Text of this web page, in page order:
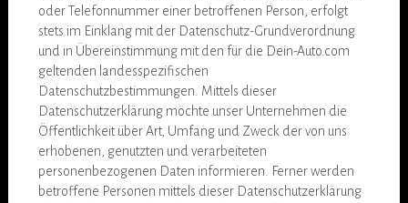
oder Telefonnummer einer betroffenen Person, erfolgt
stets im Einklang mit der Datenschutz-Grundverordnung
und in Übereinstimmung mit den für die Dein-Auto.com
geltenden landesspezifischen
Datenschutzbestimmungen. Mittels dieser
Datenschutzerklärung möchte unser Unternehmen die
Öffentlichkeit über Art, Umfang und Zweck der von uns
erhobenen, genutzten und verarbeiteten
personenbezogenen Daten informieren. Ferner werden
betroffene Personen mittels dieser Datenschutzerklärung